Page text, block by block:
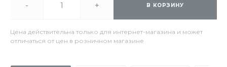
- + В КОРЗИНУ
Цена действительна только для интернет-магазина и может
отличаться от цен в розничном магазине